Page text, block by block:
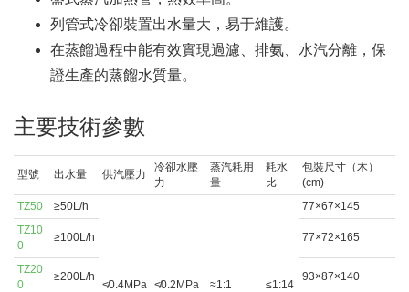
列管式冷卻裝置出水量大，易于維護。
在蒸餾過程中能有效實現過濾、排氨、水汽分離，保
證生產的蒸餾水質量。
主要技術參數
型號 出水量 供汽壓力
冷卻水壓
力
蒸汽耗用
量
耗水
比
包裝尺寸（木）
(cm)
TZ50
≥50L/h
≮0.4MPa ≮0.2MPa ≈1:1 ≤1:14
77×67×145
TZ10
0
≥100L/h 77×72×165
TZ20
0
≥200L/h 93×87×140